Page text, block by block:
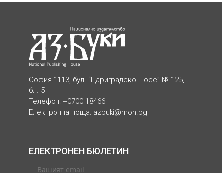
София 1113, бул. “Цариградско шосе” № 125,
бл. 5
Телефон: +0700 18466
Електронна поща: azbuki@mon.bg
ЕЛЕКТРОНЕН БЮЛЕТИН